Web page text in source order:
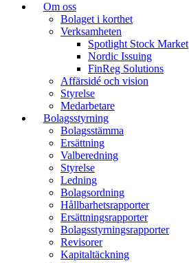
Om oss
Bolaget i korthet
Verksamheten
Spotlight Stock Market
Nordic Issuing
FinReg Solutions
Affärsidé och vision
Styrelse
Medarbetare
Bolagsstyrning
Bolagsstämma
Ersättning
Valberedning
Styrelse
Ledning
Bolagsordning
Hållbarhetsrapporter
Ersättningsrapporter
Bolagsstyrningsrapporter
Revisorer
Kapitaltäckning